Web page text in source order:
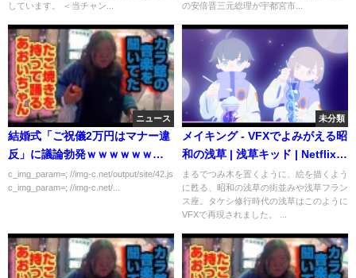
しています。 ＜当チャン...
の安倍晋三元総理が宇都宮市...
ニュース
結婚式「ご祝儀2万円はマナー違
反」に議論勃発ｗｗｗｗｗｗｗ
ｗｗ
c_img_param=; //img-c.net/output/site/42.js
c_img_param=; //img-c.net/...
未分類
メイキング - VFXでよみがえる昭
和の浅草 | 浅草キッド | Netflix
Japan
まるでつみ木を置くように、絵を描くよう
に甦る、昭和の浅草の街並みや浅草フラン
ス座。タケシ修行時代の浅草はこのように
VFXで再現されました。 ...